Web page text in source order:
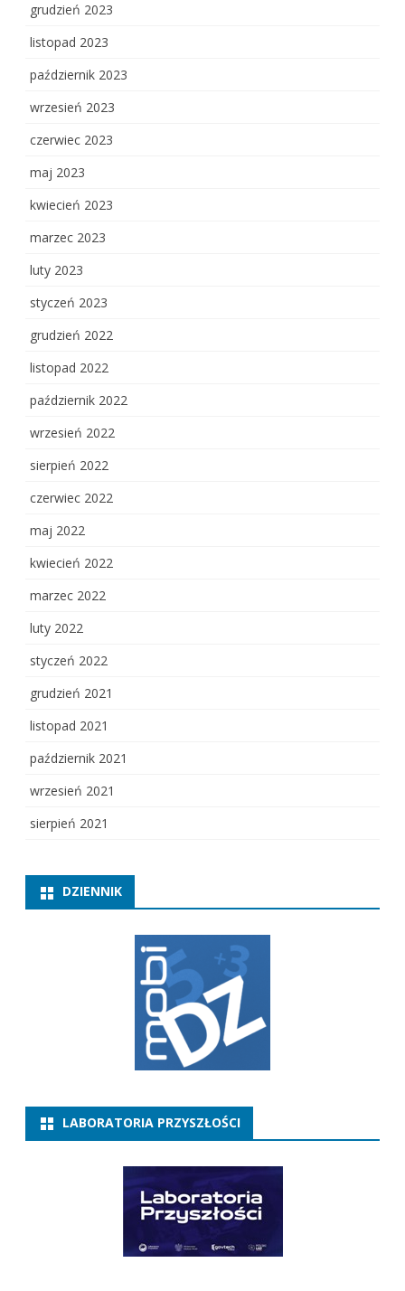
grudzień 2023
listopad 2023
październik 2023
wrzesień 2023
czerwiec 2023
maj 2023
kwiecień 2023
marzec 2023
luty 2023
styczeń 2023
grudzień 2022
listopad 2022
październik 2022
wrzesień 2022
sierpień 2022
czerwiec 2022
maj 2022
kwiecień 2022
marzec 2022
luty 2022
styczeń 2022
grudzień 2021
listopad 2021
październik 2021
wrzesień 2021
sierpień 2021
DZIENNIK
LABORATORIA PRZYSZŁOŚCI